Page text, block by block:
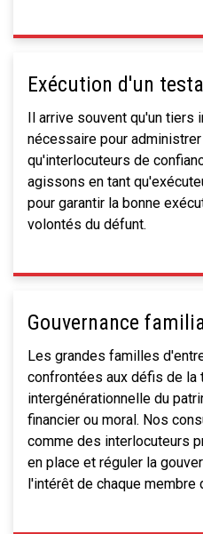
Exécution d'un
Il arrive souvent qu'un tiers
nécessaire pour
qu'interlocuteurs de
agissons en tant
pour garantir la bonne
volontés du défunt.
Gouvernance
Les grandes familles
confrontées aux défis de la
intergénérationnelle du
financier ou moral. Nos
comme des interlocuteurs
en place et réguler la
l'intérêt de chaque membre